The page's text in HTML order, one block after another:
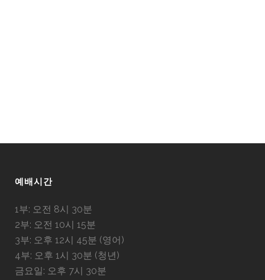
예배시간
1부: 오전 8시 30분
2부: 오전 10시 15분
3부: 오후 12시 45분 (영어)
4부: 오후 1시 30분 (청년)
금요일: 오후 7시 30분